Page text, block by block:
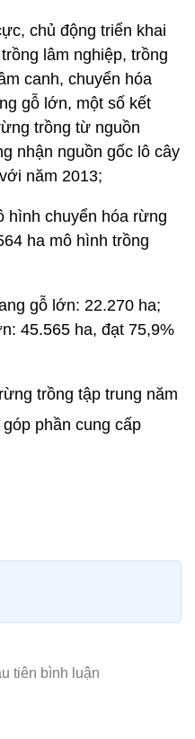
chủ động triển khai
lâm nghiệp, trồng
canh, chuyển hóa
gỗ lớn, một số kết
trồng từ nguồn
nhận nguồn gốc lô cây
năm 2013;
hình chuyển hóa rừng
ha mô hình trồng
gỗ lớn: 22.270 ha;
45.565 ha, đạt 75,9%
trồng tập trung năm
góp phần cung cấp